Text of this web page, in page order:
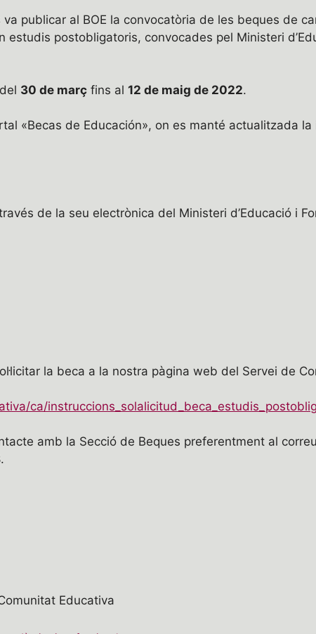
publicar al BOE la convocatòria de les beques de
postobligatoris, convocades pel Ministeri
30 de març fins al 12 de maig de 2022.
«Becas de Educación», on es manté actualitzada
de la seu electrònica del Ministeri d’Educació i
la beca a la nostra pàgina web del Servei de
ca/
amb la Secció de Beques preferentment al
Educativa